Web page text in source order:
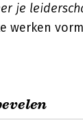
je
werken